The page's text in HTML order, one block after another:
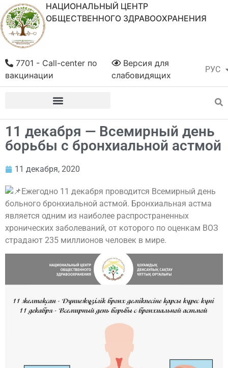
НАЦИОНАЛЬНЫЙ ЦЕНТР
ОБЩЕСТВЕННОГО ЗДРАВООХРАНЕНИЯ
РУС
ҚАЗ
Версия для
слабовидящих
7701 - Call-center по
вакцинации
11 декабря — Всемирный день
борьбы с бронхиальной астмой
11 декабря, 2020
Ежегодно 11 декабря проводится Всемирный день
больного бронхиальной астмой. Бронхиальная астма
является одним из наиболее распространенных
хронических заболеваний, от которого по оценкам ВОЗ
страдают 235 миллионов человек в мире.